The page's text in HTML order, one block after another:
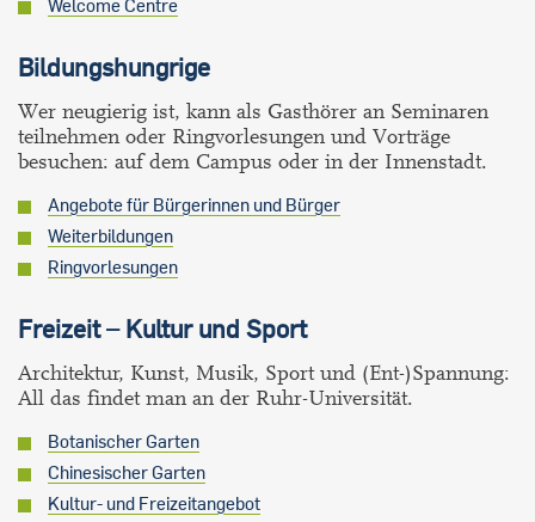
Welcome Centre
Bildungshungrige
Wer neugierig ist, kann als Gasthörer an Seminaren
teilnehmen oder Ringvorlesungen und Vorträge
besuchen: auf dem Campus oder in der Innenstadt.
Angebote für Bürgerinnen und Bürger
Weiterbildungen
Ringvorlesungen
Freizeit – Kultur und Sport
Architektur, Kunst, Musik, Sport und (Ent-)Spannung:
All das findet man an der Ruhr-Universität.
Botanischer Garten
Chinesischer Garten
Kultur- und Freizeitangebot